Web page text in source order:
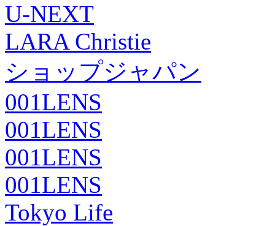
U-NEXT
LARA Christie
ショップジャパン
001LENS
001LENS
001LENS
001LENS
Tokyo Life